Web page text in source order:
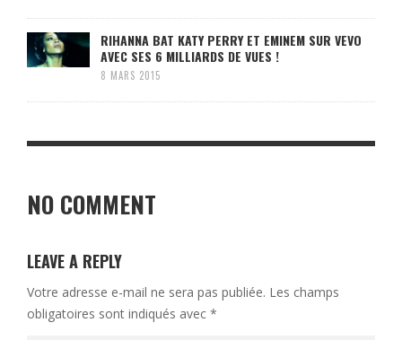
RIHANNA BAT KATY PERRY ET EMINEM SUR VEVO
AVEC SES 6 MILLIARDS DE VUES !
8 MARS 2015
NO COMMENT
LEAVE A REPLY
Votre adresse e-mail ne sera pas publiée. Les champs
obligatoires sont indiqués avec *